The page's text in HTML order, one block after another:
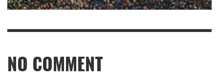
NO COMMENT